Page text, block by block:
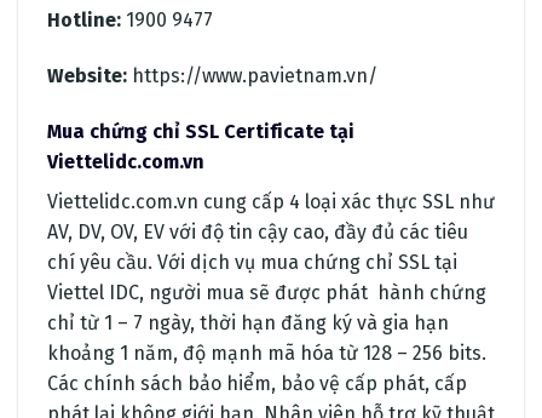
Hotline: 1900 9477
Website: https://www.pavietnam.vn/
Mua chứng chỉ SSL Certificate tại
Viettelidc.com.vn
Viettelidc.com.vn cung cấp 4 loại xác thực SSL như
AV, DV, OV, EV với độ tin cậy cao, đầy đủ các tiêu
chí yêu cầu. Với dịch vụ mua chứng chỉ SSL tại
Viettel IDC, người mua sẽ được phát hành chứng
chỉ từ 1 – 7 ngày, thời hạn đăng ký và gia hạn
khoảng 1 năm, độ mạnh mã hóa từ 128 – 256 bits.
Các chính sách bảo hiểm, bảo vệ cấp phát, cấp
phát lại không giới hạn. Nhân viên hỗ trợ kỹ thuật